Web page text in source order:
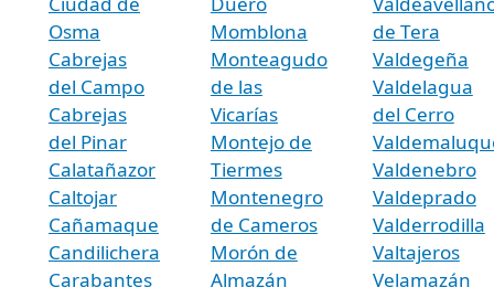
Osma
Cabrejas
del Campo
Cabrejas
del Pinar
Calatañazor
Caltojar
Cañamaque
Candilichera
Carabantes
Momblona
Monteagudo
de las
Vicarías
Montejo de
Tiermes
Montenegro
de Cameros
Morón de
Almazán
de Tera
Valdegeña
Valdelagua
del Cerro
Valdenebro
Valdeprado
Valderrodilla
Valtajeros
Velamazán